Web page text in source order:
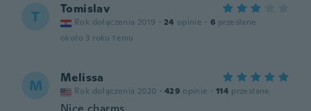
T Tomislav
Rok dołączenia 2019 · 24 opinie · 6 przesłane
około 3 roku temu
M Melissa
Rok dołączenia 2020 · 429 opinie · 114 przesłane